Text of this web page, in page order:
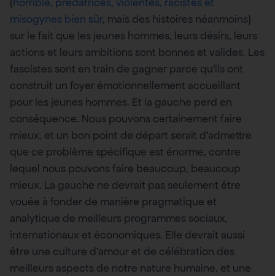
misogynes bien sûr, mais des histoires néanmoins)
sur le fait que les jeunes hommes, leurs désirs, leurs
actions et leurs ambitions sont bonnes et valides. Les
fascistes sont en train de gagner parce qu’ils ont
construit un foyer émotionnellement accueillant
pour les jeunes hommes. Et la gauche perd en
conséquence. Nous pouvons certainement faire
mieux, et un bon point de départ serait d’admettre
que ce problème spécifique est énorme, contre
lequel nous pouvons faire beaucoup, beaucoup
mieux. La gauche ne devrait pas seulement être
vouée à fonder de manière pragmatique et
analytique de meilleurs programmes sociaux,
internationaux et économiques. Elle devrait aussi
être une culture d’amour et de célébration des
meilleurs aspects de notre nature humaine, et une